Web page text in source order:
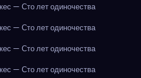
— Сто лет одиночества
— Сто лет одиночества
— Сто лет одиночества
— Сто лет одиночества